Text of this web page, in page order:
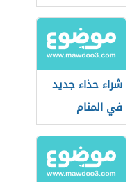
شراء حذاء جديد
في المنام